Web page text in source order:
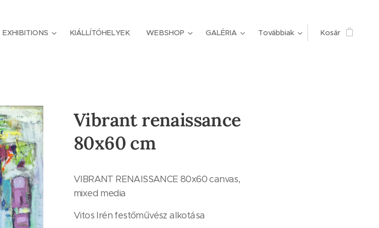
EXHIBITIONS KIÁLLÍTÓHELYEK WEBSHOP GALÉRIA Továbbiak Kosár
Vibrant renaissance
80x60 cm
VIBRANT RENAISSANCE 80x60 canvas,
mixed media
Vitos Irén festőművész alkotása